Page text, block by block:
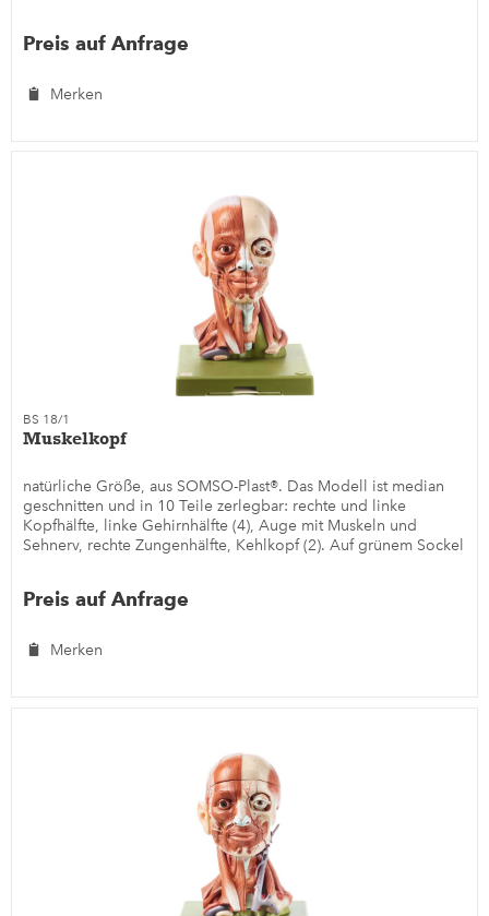
Preis auf Anfrage
Merken
BS 18/1
Muskelkopf
natürliche Größe, aus SOMSO-Plast®. Das Modell ist median
geschnitten und in 10 Teile zerlegbar: rechte und linke
Kopfhälfte, linke Gehirnhälfte (4), Auge mit Muskeln und
Sehnerv, rechte Zungenhälfte, Kehlkopf (2). Auf grünem Sockel
Preis auf Anfrage
Merken